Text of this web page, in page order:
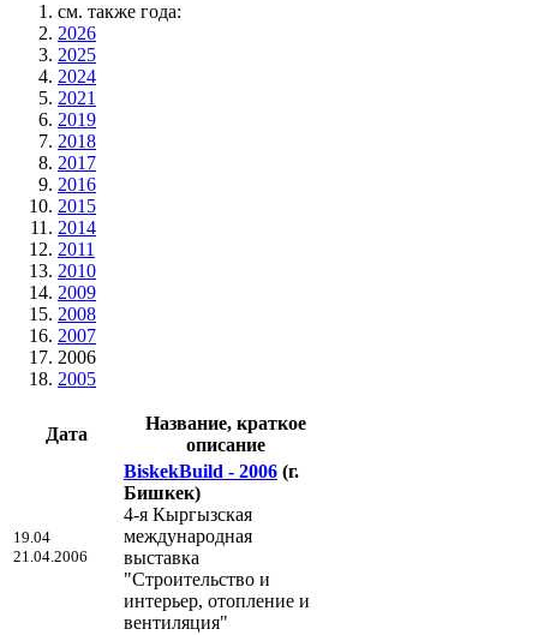
см. также года:
2026
2025
2024
2021
2019
2018
2017
2016
2015
2014
2011
2010
2009
2008
2007
2006
2005
Дата
Название, краткое
описание
19.04
21.04.2006
BiskekBuild - 2006 (г.
Бишкек)
4-я Кыргызская
международная
выставка
"Строительство и
интерьер, отопление и
вентиляция"